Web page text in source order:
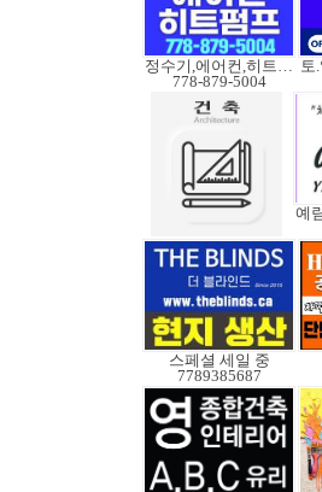
정수기,에어컨,히트펌프
778-879-5004
스페셜 세일 중
7789385687